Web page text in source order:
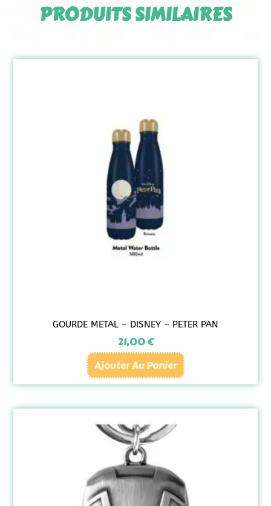
PRODUITS SIMILAIRES
GOURDE METAL – DISNEY – PETER PAN
21,00€
Ajouter Au Panier